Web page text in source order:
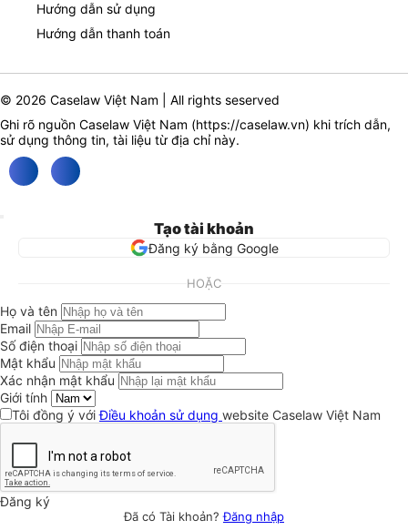
Hướng dẫn sử dụng
Hướng dẫn thanh toán
© 2026 Caselaw Việt Nam | All rights seserved
Ghi rõ nguồn Caselaw Việt Nam (https://caselaw.vn) khi trích dẫn,
sử dụng thông tin, tài liệu từ địa chỉ này.
Tạo tài khoản
Đăng ký bằng Google
HOẶC
Họ và tên
Email
Số điện thoại
Mật khẩu
Xác nhận mật khẩu
Giới tính
Tôi đồng ý vớiĐiều khoản sử dụng website Caselaw Việt Nam
Đăng ký
Đã có Tài khoản?Đăng nhập